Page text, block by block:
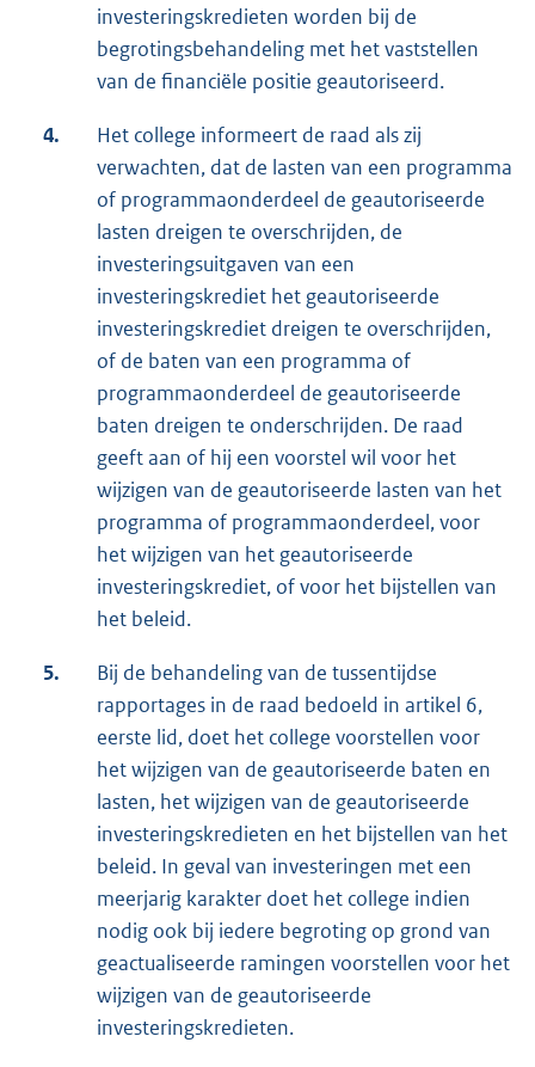
investeringskredieten worden bij de
begrotingsbehandeling met het vaststellen
van de financiële positie geautoriseerd.
4.
Het college informeert de raad als zij
verwachten, dat de lasten van een programma
of programmaonderdeel de geautoriseerde
lasten dreigen te overschrijden, de
investeringsuitgaven van een
investeringskrediet het geautoriseerde
investeringskrediet dreigen te overschrijden,
of de baten van een programma of
programmaonderdeel de geautoriseerde
baten dreigen te onderschrijden. De raad
geeft aan of hij een voorstel wil voor het
wijzigen van de geautoriseerde lasten van het
programma of programmaonderdeel, voor
het wijzigen van het geautoriseerde
investeringskrediet, of voor het bijstellen van
het beleid.
5.
Bij de behandeling van de tussentijdse
rapportages in de raad bedoeld in artikel 6,
eerste lid, doet het college voorstellen voor
het wijzigen van de geautoriseerde baten en
lasten, het wijzigen van de geautoriseerde
investeringskredieten en het bijstellen van het
beleid. In geval van investeringen met een
meerjarig karakter doet het college indien
nodig ook bij iedere begroting op grond van
geactualiseerde ramingen voorstellen voor het
wijzigen van de geautoriseerde
investeringskredieten.